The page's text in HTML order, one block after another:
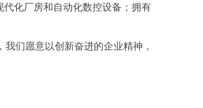
化厂房和自动化数控设备；拥有
们愿意以创新奋进的企业精神，